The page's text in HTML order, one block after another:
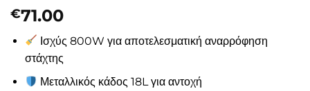
€71.00
Ισχύς 800W για αποτελεσματική αναρρόφηση
στάχτης
Μεταλλικός κάδος 18L για αντοχή